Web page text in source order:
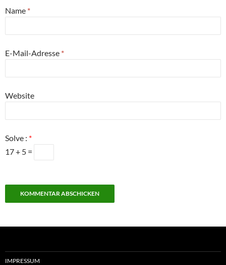
Name *
E-Mail-Adresse *
Website
Solve : *
17 + 5 =
IMPRESSUM